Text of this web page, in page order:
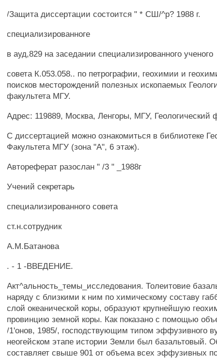
/Защита диссертации состоится " * СШ/^р? 1988 г.
специализированноге
в ауд,829 на заседании специализированного ученого
совета К.053.058.. по петрографии, геохимии и
поисков месторождений полезных ископаемых
факультета МГУ.
Адрес: 119889, Москва, Ленгоры, МГУ, Геологический
С диссертацией можно ознакомиться в библиотеке
Факультета МГУ (зона "А", 6 этаж).
Автореферат разослан " /3 " _1988г
Учений секретарь
специализированного совета
ст.н.сотрудник
А.М.Батанова
. - 1 -ВВЕДЕНИЕ.
Акт^альность_темы_исследования. Толеитовие
наряду с близкими к ним по химическому составу
слой океанической коры, образуют крупнейшую
провинцию земной коры. Как показано с помощью
/1'онов, 1985/, господствующим типом эффузивного
неогейском этапе истории Земли был базальтовый.
составляет свыше 901 от объема всех эффузивных